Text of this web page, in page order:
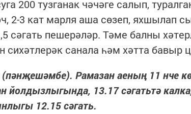
200 тузганак чәчәге салып,
2-3 кат марля аша сөзеп, яхшылап
сәгать пешерәләр. Тәме балны
сихәтлерәк санала һәм хәтта бавыр
Рамазан аеның 11 нче
йолдызлыгында, 13.17 сәгатьтә
12.15 сәгать.